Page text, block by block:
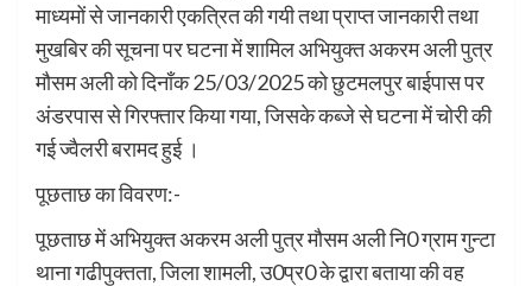
माध्यमों से जानकारी एकत्रित की गयी तथा प्राप्त जानकारी तथा
मुखबिर की सूचना पर घटना में शामिल अभियुक्त अकरम अली पुत्र
मौसम अली को दिनाँक 25/03/2025 को छुटमलपुर बाईपास पर
अंडरपास से गिरफ्तार किया गया, जिसके कब्जे से घटना में चोरी की
गई ज्वैलरी बरामद हुई ।
पूछताछ का विवरण:-
पूछताछ में अभियुक्त अकरम अली पुत्र मौसम अली नि0 ग्राम गुन्टा
थाना गढीपुक्तता, जिला शामली, उ0प्र0 के द्वारा बताया की वह